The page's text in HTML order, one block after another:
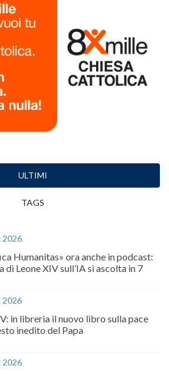
ULTIMI
TAGS
2026
Humanitas» ora anche in podcast:
di Leone XIV sull’IA si ascolta in 7
2026
in libreria il nuovo libro sulla pace
inedito del Papa
2026